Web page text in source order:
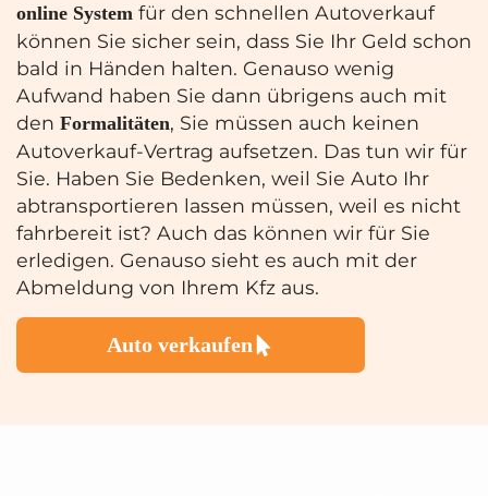
online System für den schnellen Autoverkauf
können Sie sicher sein, dass Sie Ihr Geld schon
bald in Händen halten. Genauso wenig
Aufwand haben Sie dann übrigens auch mit
den Formalitäten, Sie müssen auch keinen
Autoverkauf-Vertrag aufsetzen. Das tun wir für
Sie. Haben Sie Bedenken, weil Sie Auto Ihr
abtransportieren lassen müssen, weil es nicht
fahrbereit ist? Auch das können wir für Sie
erledigen. Genauso sieht es auch mit der
Abmeldung von Ihrem Kfz aus.
Auto verkaufen